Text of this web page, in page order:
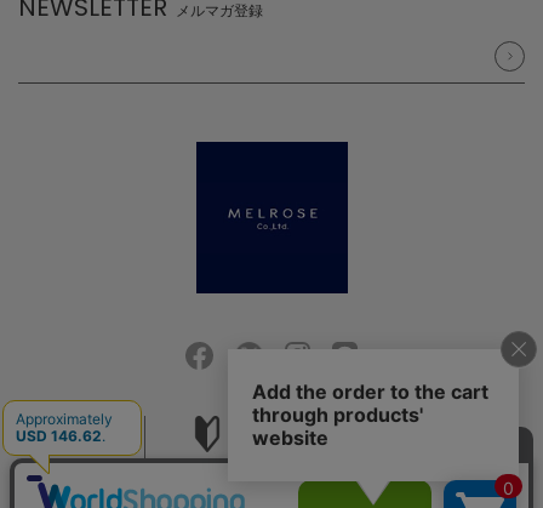
NEWSLETTER メルマガ登録
会社概要 採用情報 お問い合せ